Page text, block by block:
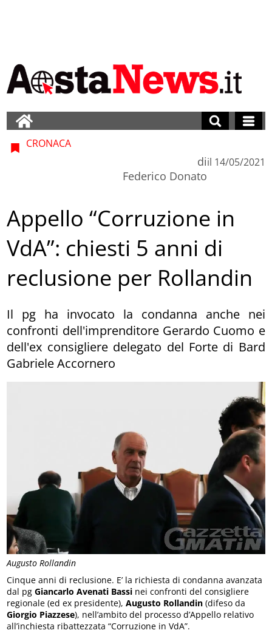
Augusto Rollandin
CRONACA
di
Federico Donato
il 14/05/2021
Appello “Corruzione in
VdA”: chiesti 5 anni di
reclusione per Rollandin
Il pg ha invocato la condanna anche nei
confronti dell'imprenditore Gerardo Cuomo e
dell'ex consigliere delegato del Forte di Bard
Gabriele Accornero
Cinque anni di reclusione. E’ la richiesta di condanna avanzata
dal pgGiancarlo Avenati Bassi nei confronti del consigliere
regionale (ed ex presidente),Augusto Rollandin (difeso da
Giorgio Piazzese), nell’ambito del processo d’Appello relativo
all’inchiesta ribattezzata “Corruzione in VdA”.